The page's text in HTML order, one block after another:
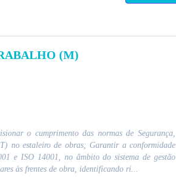
(M)
o cumprimento das normas de Segurança,
no estaleiro de obras; Garantir a conformidade
e ISO 14001, no âmbito do sistema de gestão
às frentes de obra, identificando ri...